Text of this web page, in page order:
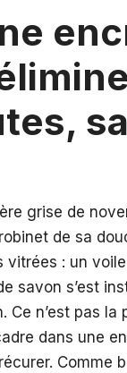
grise de
de sa
vitrées : un
savon s’est
n’est pas
dans une
Comme